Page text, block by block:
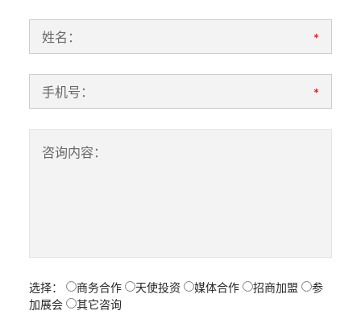
姓名： *
手机号： *
咨询内容：
选择： 商务合作 天使投资 媒体合作 招商加盟
参
加展会
其它咨询